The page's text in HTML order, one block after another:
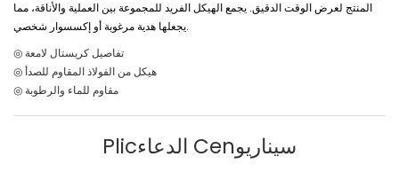
المنتج لعرض الوقت الدقيق. يجمع الهيكل الفريد للمجموعة بين العملية والأناقة، مما
يجعلها هدية مرغوبة أو إكسسوار شخصي.
◎ تفاصيل كريستال لامعة
◎ هيكل من الفولاذ المقاوم للصدأ
◎ مقاوم للماء والرطوبة
Plicالدعاء Cenسيناريو